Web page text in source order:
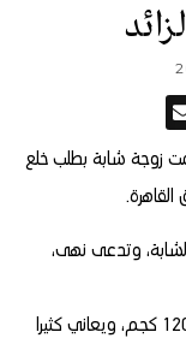
زوجة شابة بطلب خلع
وتدعى نهى،
أكدت نهى، في طلبها للخلع، أن زوجها يزن أكثر من 120 كجم، ويعاني كثيرا